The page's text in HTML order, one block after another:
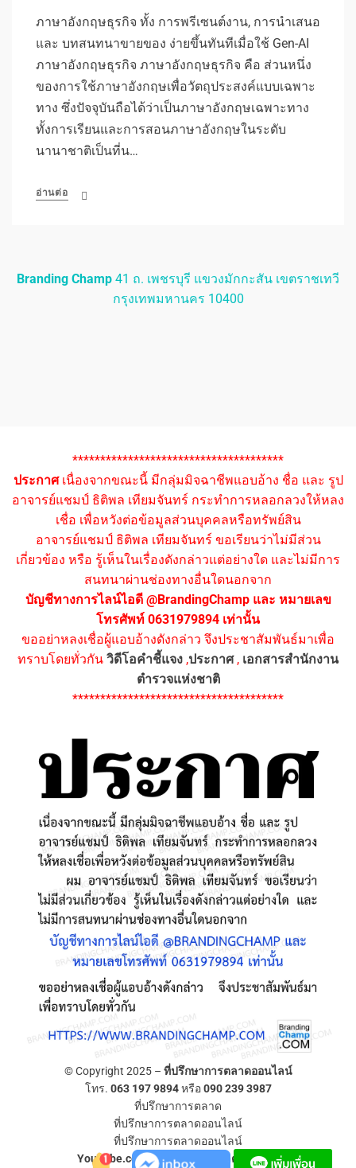
ภาษาอังกฤษธุรกิจ ทั้ง การพรีเซนต์งาน, การนําเสนอ
และ บทสนทนาขายของ ง่ายขึ้นทันทีเมื่อใช้ Gen-AI
ภาษาอังกฤษธุรกิจ ภาษาอังกฤษธุรกิจ คือ ส่วนหนึ่ง
ของการใช้ภาษาอังกฤษเพื่อวัตถุประสงค์แบบเฉพาะ
ทาง ซึ่งปัจจุบันถือได้ว่าเป็นภาษาอังกฤษเฉพาะทาง
ทั้งการเรียนและการสอนภาษาอังกฤษในระดับ
นานาชาติเป็นที่น…
อ่านต่อ
Branding Champ 41 ถ. เพชรบุรี แขวงมักกะสัน เขตราชเทวี
กรุงเทพมหานคร 10400
**************************************
ประกาศเนื่องจากขณะนี้ มีกลุ่มมิจฉาชีพแอบอ้าง ชื่อ และ รูป
อาจารย์แชมป์ ธิติพล เทียมจันทร์ กระทำการหลอกลวงให้หลง
เชื่อ เพื่อหวังต่อข้อมูลส่วนบุคคลหรือทรัพย์สิน
อาจารย์แชมป์ ธิติพล เทียมจันทร์ ขอเรียนว่าไม่มีส่วน
เกี่ยวข้อง หรือ รู้เห็นในเรื่องดังกล่าวแต่อย่างใด และไม่มีการ
สนทนาผ่านช่องทางอื่นใดนอกจาก
บัญชีทางการไลน์ไอดี @BrandingChamp และ หมายเลข
โทรศัพท์ 0631979894 เท่านั้น
ขออย่าหลงเชื่อผู้แอบอ้างดังกล่าว จึงประชาสัมพันธ์มาเพื่อ
ทราบโดยทั่วกัน วิดีโอคำชี้แจง ,ประกาศ, เอกสารสำนักงาน
ตำรวจแห่งชาติ
**************************************
© Copyright 2025 – ที่ปรึกษาการตลาดออนไลน์
โทร. 063 197 9894หรือ090 239 3987
ที่ปรึกษาการตลาด
ที่ปรึกษาการตลาดออนไลน์
ที่ปรึกษาการตลาดออนไลน์
YouTube.com/ที่ปรึกษาการตลาดออนไลน์